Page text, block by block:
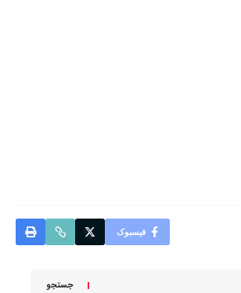
فیسبوک
جستجو